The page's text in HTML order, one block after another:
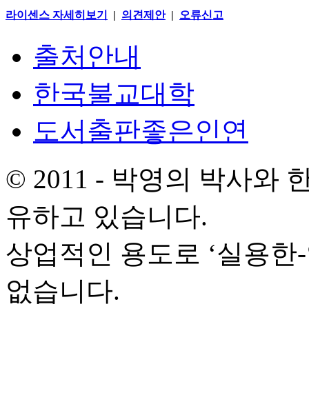
라이센스 자세히보기 | 의견제안| 오류신고
출처안내
한국불교대학
도서출판좋은인연
© 2011 - 박영의 박사와
유하고 있습니다.
상업적인 용도로 ‘실용
없습니다.